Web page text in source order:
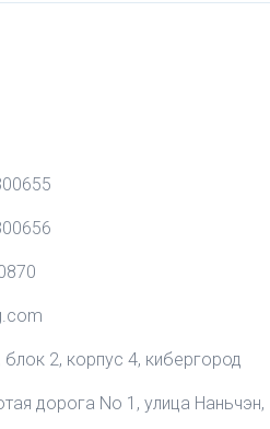
2, корпус 4, кибергород
дорога No 1, улица Наньчэн,